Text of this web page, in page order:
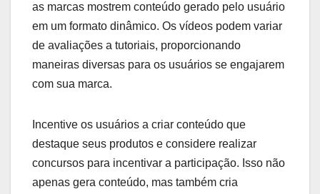
as marcas mostrem conteúdo gerado pelo usuário
em um formato dinâmico. Os vídeos podem variar
de avaliações a tutoriais, proporcionando
maneiras diversas para os usuários se engajarem
com sua marca.
Incentive os usuários a criar conteúdo que
destaque seus produtos e considere realizar
concursos para incentivar a participação. Isso não
apenas gera conteúdo, mas também cria